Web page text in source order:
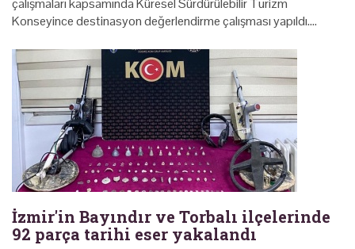
çalışmaları kapsamında Küresel Sürdürülebilir Turizm
Konseyince destinasyon değerlendirme çalışması yapıldı.…
İzmir'in Bayındır ve Torbalı ilçelerinde
92 parça tarihi eser yakalandı